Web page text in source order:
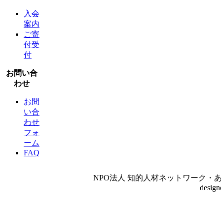
入会
案内
ご寄
付受
付
お問い合
わせ
お問
い合
わせ
フォ
ーム
FAQ
NPO法人 知的人材ネットワーク・